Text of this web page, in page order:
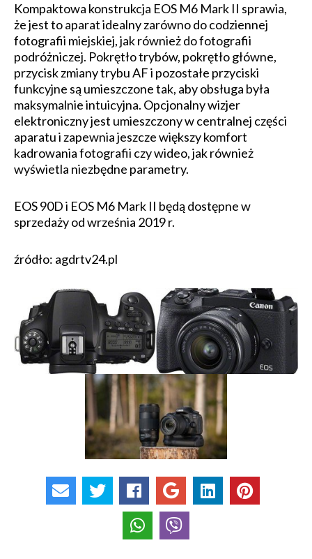
Kompaktowa konstrukcja EOS M6 Mark II sprawia,
że jest to aparat idealny zarówno do codziennej
fotografii miejskiej, jak również do fotografii
podróżniczej. Pokrętło trybów, pokrętło główne,
przycisk zmiany trybu AF i pozostałe przyciski
funkcyjne są umieszczone tak, aby obsługa była
maksymalnie intuicyjna. Opcjonalny wizjer
elektroniczny jest umieszczony w centralnej części
aparatu i zapewnia jeszcze większy komfort
kadrowania fotografii czy wideo, jak również
wyświetla niezbędne parametry.
EOS 90D i EOS M6 Mark II będą dostępne w
sprzedaży od września 2019 r.
źródło: agdrtv24.pl